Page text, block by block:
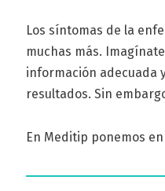
Los síntomas de la
muchas más.
información adecuada
resultados. Sin
En Meditip ponemos